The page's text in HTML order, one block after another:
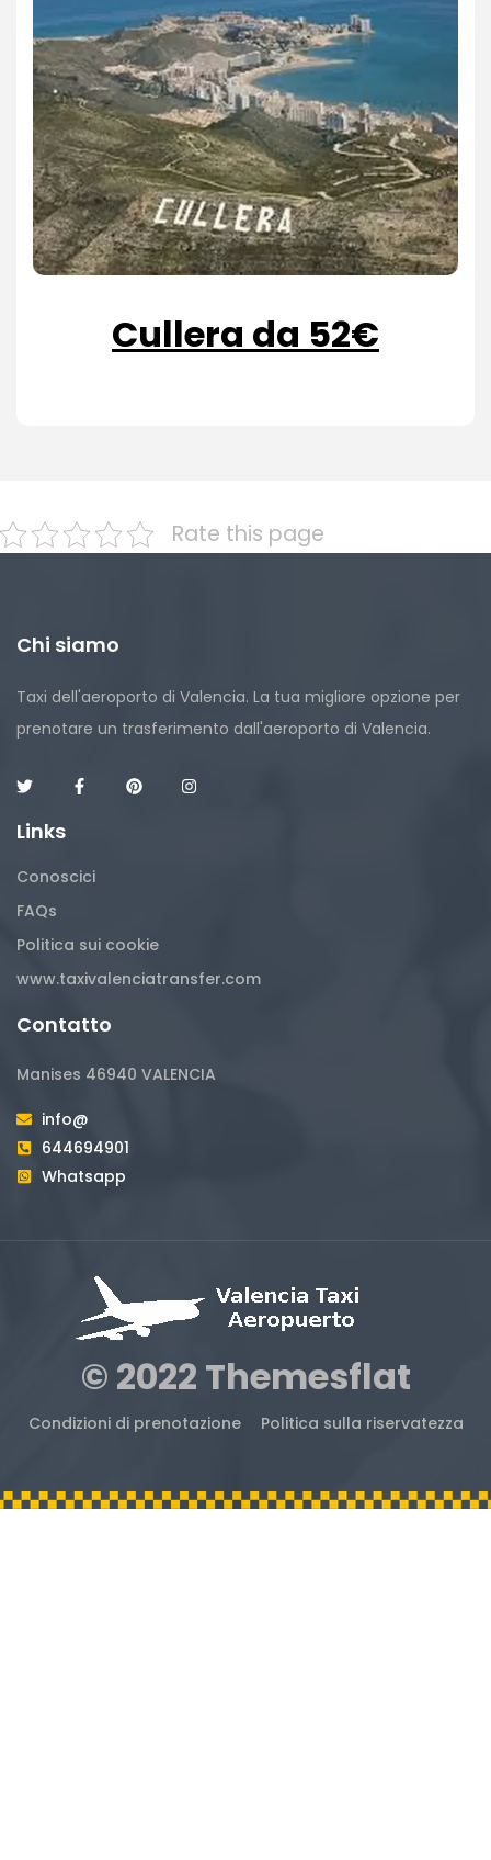
Cullera da 52€
Rate this page
Chi siamo
Taxi dell'aeroporto di Valencia. La tua migliore opzione per
prenotare un trasferimento dall'aeroporto di Valencia.
Links
Conoscici
FAQs
Politica sui cookie
www.taxivalenciatransfer.com
Contatto
Manises 46940 VALENCIA
info@
644694901
Whatsapp
© 2022 Themesflat
Condizioni di prenotazione Politica sulla riservatezza